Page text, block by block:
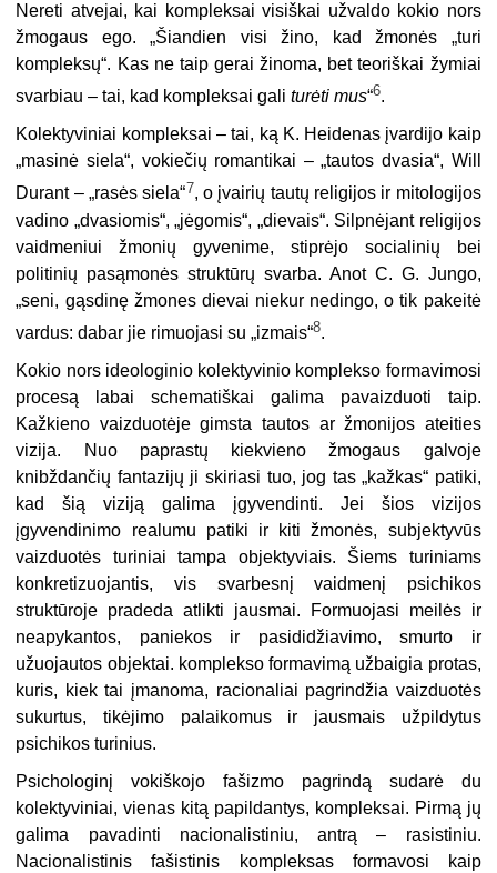
Nereti atvejai, kai kompleksai visiškai užvaldo kokio nors
žmogaus ego. „Šiandien visi žino, kad žmonės „turi
kompleksų“. Kas ne taip gerai žinoma, bet teoriškai žymiai
svarbiau – tai, kad kompleksai galiturėti mus“6.
Kolektyviniai kompleksai – tai, ką K. Heidenas įvardijo kaip
„masinė siela“, vokiečių romantikai – „tautos dvasia“, Will
Durant – „rasės siela“7, o įvairių tautų religijos ir mitologijos
vadino „dvasiomis“, „jėgomis“, „dievais“. Silpnėjant religijos
vaidmeniui žmonių gyvenime, stiprėjo socialinių bei
politinių pasąmonės struktūrų svarba. Anot C. G. Jungo,
„seni, gąsdinę žmones dievai niekur nedingo, o tik pakeitė
vardus: dabar jie rimuojasi su „izmais“8.
Kokio nors ideologinio kolektyvinio komplekso formavimosi
procesą labai schematiškai galima pavaizduoti taip.
Kažkieno vaizduotėje gimsta tautos ar žmonijos ateities
vizija. Nuo paprastų kiekvieno žmogaus galvoje
knibždančių fantazijų ji skiriasi tuo, jog tas „kažkas“ patiki,
kad šią viziją galima įgyvendinti. Jei šios vizijos
įgyvendinimo realumu patiki ir kiti žmonės, subjektyvūs
vaizduotės turiniai tampa objektyviais. Šiems turiniams
konkretizuojantis, vis svarbesnį vaidmenį psichikos
struktūroje pradeda atlikti jausmai. Formuojasi meilės ir
neapykantos, paniekos ir pasididžiavimo, smurto ir
užuojautos objektai. komplekso formavimą užbaigia protas,
kuris, kiek tai įmanoma, racionaliai pagrindžia vaizduotės
sukurtus, tikėjimo palaikomus ir jausmais užpildytus
psichikos turinius.
Psichologinį vokiškojo fašizmo pagrindą sudarė du
kolektyviniai, vienas kitą papildantys, kompleksai. Pirmą jų
galima pavadinti nacionalistiniu, antrą – rasistiniu.
Nacionalistinis fašistinis kompleksas formavosi kaip